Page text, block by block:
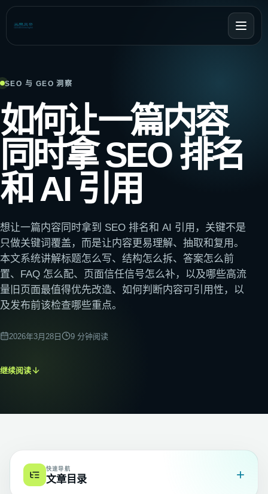
SEO 与 GEO 洞察
如何让一篇内容
同时拿 SEO 排名
和 AI 引用
想让一篇内容同时拿到 SEO 排名和 AI 引用，关键不是
只做关键词覆盖，而是让内容更易理解、抽取和复用。
本文系统讲解标题怎么写、结构怎么拆、答案怎么前
置、FAQ 怎么配、页面信任信号怎么补，以及哪些高流
量旧页面最值得优先改造、如何判断内容可引用性，以
及发布前该检查哪些重点。
2026年3月28日 9 分钟阅读
继续阅读
快速导航
文章目录 +